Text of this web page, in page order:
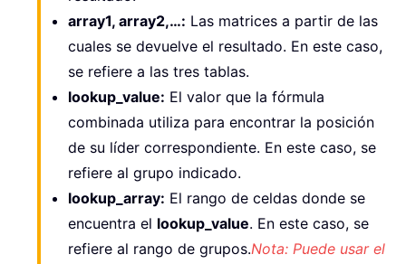
array1, array2,…: Las matrices a partir de las
cuales se devuelve el resultado. En este caso,
se refiere a las tres tablas.
lookup_value: El valor que la fórmula
combinada utiliza para encontrar la posición
de su líder correspondiente. En este caso, se
refiere al grupo indicado.
lookup_array: El rango de celdas donde se
encuentra el lookup_value. En este caso, se
refiere al rango de grupos.Nota: Puede usar el